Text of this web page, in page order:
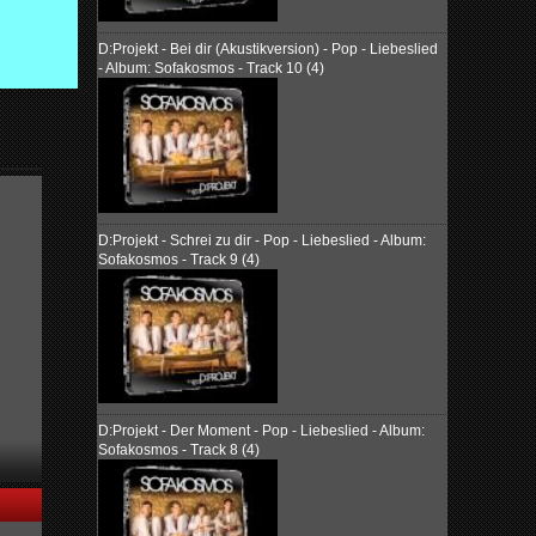
D:Projekt - Bei dir (Akustikversion) - Pop - Liebeslied
- Album: Sofakosmos - Track 10 (4)
D:Projekt - Schrei zu dir - Pop - Liebeslied - Album:
Sofakosmos - Track 9 (4)
D:Projekt - Der Moment - Pop - Liebeslied - Album:
Sofakosmos - Track 8 (4)